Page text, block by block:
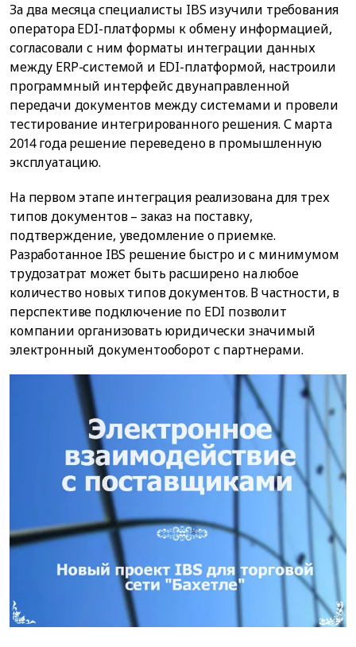
За два месяца специалисты IBS изучили требования
оператора EDI-платформы к обмену информацией,
согласовали с ним форматы интеграции данных
между ERP-системой и EDI-платформой, настроили
программный интерфейс двунаправленной
передачи документов между системами и провели
тестирование интегрированного решения. С марта
2014 года решение переведено в промышленную
эксплуатацию.
На первом этапе интеграция реализована для трех
типов документов – заказ на поставку,
подтверждение, уведомление о приемке.
Разработанное IBS решение быстро и с минимумом
трудозатрат может быть расширено на любое
количество новых типов документов. В частности, в
перспективе подключение по EDI позволит
компании организовать юридически значимый
электронный документооборот с партнерами.